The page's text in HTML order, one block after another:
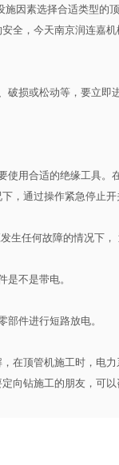
因素选择合适类型的
全，今天南京润连嘉
损或松动等，要立即进
用合适的绝缘工具。
，通过操作紧急停止开
任何故障的情况下，
不是带电。
件进行短路放电。
顶管机施工时，电力
定向钻施工的朋友，可以